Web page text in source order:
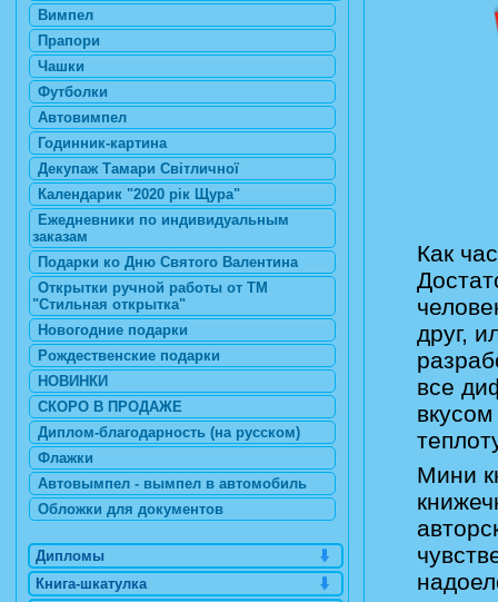
Как
друг,
все
Мини
Вимпел
Прапори
Чашки
Футболки
Автовимпел
Годинник-картина
Декупаж Тамари Світличної
Календарик "2020 рік Щура"
Ежедневники по индивидуальным
заказам
Подарки ко Дню Святого Валентина
Открытки ручной работы от ТМ
"Стильная открытка"
Новогодние подарки
Рождественские подарки
НОВИНКИ
СКОРО В ПРОДАЖЕ
Диплом-благодарность (на русском)
Флажки
Автовымпел - вымпел в автомобиль
Обложки для документов
Дипломы
Книга-шкатулка